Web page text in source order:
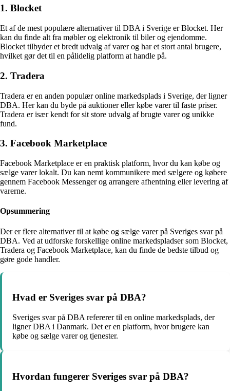
1. Blocket
Et af de mest populære alternativer til DBA i Sverige er Blocket. Her
kan du finde alt fra møbler og elektronik til biler og ejendomme.
Blocket tilbyder et bredt udvalg af varer og har et stort antal brugere,
hvilket gør det til en pålidelig platform at handle på.
2. Tradera
Tradera er en anden populær online markedsplads i Sverige, der ligner
DBA. Her kan du byde på auktioner eller købe varer til faste priser.
Tradera er især kendt for sit store udvalg af brugte varer og unikke
fund.
3. Facebook Marketplace
Facebook Marketplace er en praktisk platform, hvor du kan købe og
sælge varer lokalt. Du kan nemt kommunikere med sælgere og købere
gennem Facebook Messenger og arrangere afhentning eller levering af
varerne.
Opsummering
Der er flere alternativer til at købe og sælge varer på Sveriges svar på
DBA. Ved at udforske forskellige online markedspladser som Blocket,
Tradera og Facebook Marketplace, kan du finde de bedste tilbud og
gøre gode handler.
Hvad er Sveriges svar på DBA?
Sveriges svar på DBA refererer til en online markedsplads, der
ligner DBA i Danmark. Det er en platform, hvor brugere kan
købe og sælge varer og tjenester.
Hvordan fungerer Sveriges svar på DBA?